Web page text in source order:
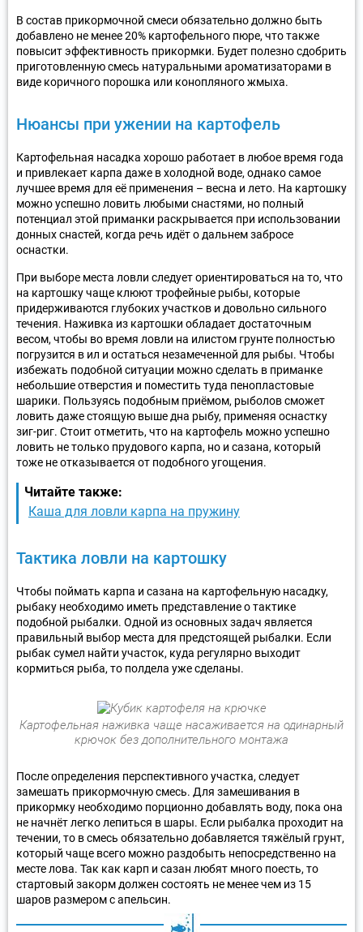
В состав прикормочной смеси обязательно должно быть
добавлено не менее 20% картофельного пюре, что также
повысит эффективность прикормки. Будет полезно сдобрить
приготовленную смесь натуральными ароматизаторами в
виде коричного порошка или конопляного жмыха.
Нюансы при ужении на картофель
Картофельная насадка хорошо работает в любое время года
и привлекает карпа даже в холодной воде, однако самое
лучшее время для её применения – весна и лето. На картошку
можно успешно ловить любыми снастями, но полный
потенциал этой приманки раскрывается при использовании
донных снастей, когда речь идёт о дальнем забросе
оснастки.
При выборе места ловли следует ориентироваться на то, что
на картошку чаще клюют трофейные рыбы, которые
придерживаются глубоких участков и довольно сильного
течения. Наживка из картошки обладает достаточным
весом, чтобы во время ловли на илистом грунте полностью
погрузится в ил и остаться незамеченной для рыбы. Чтобы
избежать подобной ситуации можно сделать в приманке
небольшие отверстия и поместить туда пенопластовые
шарики. Пользуясь подобным приёмом, рыболов сможет
ловить даже стоящую выше дна рыбу, применяя оснастку
зиг-риг. Стоит отметить, что на картофель можно успешно
ловить не только прудового карпа, но и сазана, который
тоже не отказывается от подобного угощения.
Читайте также:
Каша для ловли карпа на пружину
Тактика ловли на картошку
Чтобы поймать карпа и сазана на картофельную насадку,
рыбаку необходимо иметь представление о тактике
подобной рыбалки. Одной из основных задач является
правильный выбор места для предстоящей рыбалки. Если
рыбак сумел найти участок, куда регулярно выходит
кормиться рыба, то полдела уже сделаны.
Картофельная наживка чаще насаживается на одинарный
крючок без дополнительного монтажа
После определения перспективного участка, следует
замешать прикормочную смесь. Для замешивания в
прикормку необходимо порционно добавлять воду, пока она
не начнёт легко лепиться в шары. Если рыбалка проходит на
течении, то в смесь обязательно добавляется тяжёлый грунт,
который чаще всего можно раздобыть непосредственно на
месте лова. Так как карп и сазан любят много поесть, то
стартовый закорм должен состоять не менее чем из 15
шаров размером с апельсин.